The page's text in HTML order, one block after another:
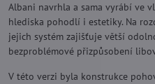
Albani navrhla a sama vyrábí ve
hlediska pohodlí i estetiky. Na
jejich systém zajišťuje větší
bezproblémové přizpůsobení
V této verzi byla konstrukce